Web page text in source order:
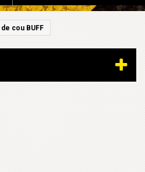
cou BUFF